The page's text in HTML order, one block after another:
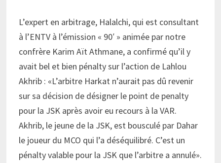
L’expert en arbitrage, Halalchi, qui est consultant
à l’ENTV à l’émission « 90′ » animée par notre
confrère Karim Aït Athmane, a confirmé qu’il y
avait bel et bien pénalty sur l’action de Lahlou
Akhrib : «L’arbitre Harkat n’aurait pas dû revenir
sur sa décision de désigner le point de penalty
pour la JSK après avoir eu recours à la VAR.
Akhrib, le jeune de la JSK, est bousculé par Dahar
le joueur du MCO qui l’a déséquilibré. C’est un
pénalty valable pour la JSK que l’arbitre a annulé».